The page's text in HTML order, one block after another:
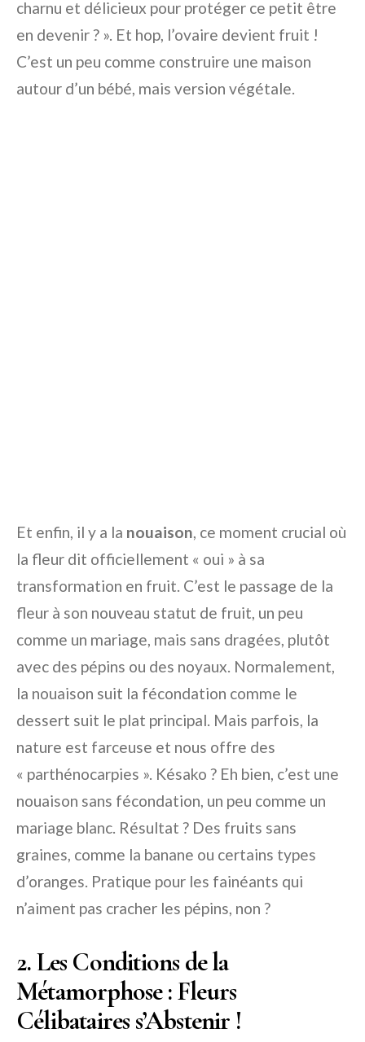
charnu et délicieux pour protéger ce petit être
en devenir ? ». Et hop, l’ovaire devient fruit !
C’est un peu comme construire une maison
autour d’un bébé, mais version végétale.
Et enfin, il y a la nouaison, ce moment crucial où
la fleur dit officiellement « oui » à sa
transformation en fruit. C’est le passage de la
fleur à son nouveau statut de fruit, un peu
comme un mariage, mais sans dragées, plutôt
avec des pépins ou des noyaux. Normalement,
la nouaison suit la fécondation comme le
dessert suit le plat principal. Mais parfois, la
nature est farceuse et nous offre des
« parthénocarpies ». Késako ? Eh bien, c’est une
nouaison sans fécondation, un peu comme un
mariage blanc. Résultat ? Des fruits sans
graines, comme la banane ou certains types
d’oranges. Pratique pour les fainéants qui
n’aiment pas cracher les pépins, non ?
2. Les Conditions de la
Métamorphose : Fleurs
Célibataires s’Abstenir !